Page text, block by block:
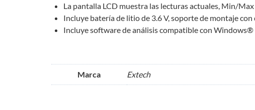
La pantalla LCD muestra las lecturas actuales, Min/
Incluye batería de litio de 3.6 V, soporte de montaje
Incluye software de análisis compatible con
Marca Extech